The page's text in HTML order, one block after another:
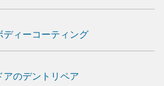
ィーコーティング
のデントリペア